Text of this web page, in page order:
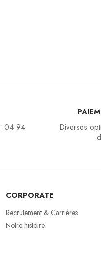
04 94
Diverses
CORPORATE
Recrutement & Carrières
Notre histoire